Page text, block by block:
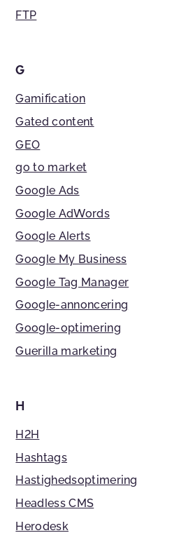
FTP
G
Gamification
Gated content
GEO
go to market
Google Ads
Google AdWords
Google Alerts
Google My Business
Google Tag Manager
Google-annoncering
Google-optimering
Guerilla marketing
H
H2H
Hashtags
Hastighedsoptimering
Headless CMS
Herodesk